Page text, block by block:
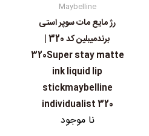
Maybelline
رژ مایع مات سوپر استی‌
برندمیبلین کد 320 |
320Super stay matte
ink liquid lip
stickmaybelline
individualist 320
نا موجود